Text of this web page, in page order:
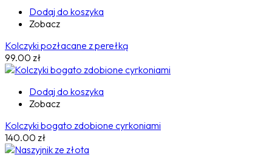
Dodaj do koszyka
Zobacz
Kolczyki pozłacane z perełką
99.00 zł
Dodaj do koszyka
Zobacz
Kolczyki bogato zdobione cyrkoniami
140.00 zł